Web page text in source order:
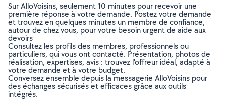
Sur AlloVoisins, seulement 10 minutes pour recevoir une
première réponse à votre demande. Postez votre demande
et trouvez en quelques minutes un membre de confiance,
autour de chez vous, pour votre besoin urgent de aide aux
devoirs
Consultez les profils des membres, professionnels ou
particuliers, qui vous ont contacté. Présentation, photos de
réalisation, expertises, avis : trouvez l'offreur idéal, adapté à
votre demande et à votre budget.
Conversez ensemble depuis la messagerie AlloVoisins pour
des échanges sécurisés et efficaces grâce aux outils
intégrés.